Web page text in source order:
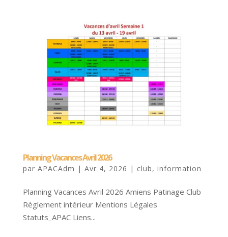
Planning Vacances Avril 2026
par APACAdm | Avr 4, 2026 | club, information
Planning Vacances Avril 2026 Amiens Patinage Club
Règlement intérieur Mentions Légales
Statuts_APAC Liens...